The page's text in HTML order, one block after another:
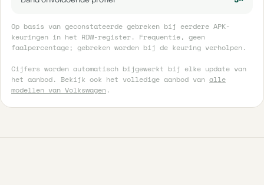
Op basis van geconstateerde gebreken bij eerdere APK-
keuringen in het RDW-register. Frequentie, geen
faalpercentage; gebreken worden bij de keuring verholpen.
Cijfers worden automatisch bijgewerkt bij elke update van
het aanbod. Bekijk ook het volledige aanbod van alle
modellen van Volkswagen.